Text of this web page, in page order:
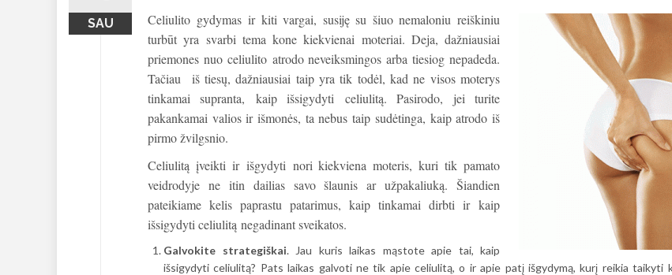
SAU
Celiulito gydymas ir kiti vargai, susiję su šiuo nemaloniu reiškiniu
turbūt yra svarbi tema kone kiekvienai moteriai. Deja, dažniausiai
priemones nuo celiulito atrodo neveiksmingos arba tiesiog nepadeda.
Tačiau iš tiesų, dažniausiai taip yra tik todėl, kad ne visos moterys
tinkamai supranta, kaip išsigydyti celiulitą. Pasirodo, jei turite
pakankamai valios ir išmonės, ta nebus taip sudėtinga, kaip atrodo iš
pirmo žvilgsnio.
Celiulitą įveikti ir išgydyti nori kiekviena moteris, kuri tik pamato
veidrodyje ne itin dailias savo šlaunis ar užpakaliuką. Šiandien
pateikiame kelis paprastu patarimus, kaip tinkamai dirbti ir kaip
išsigydyti celiulitą negadinant sveikatos.
Galvokite strategiškai. Jau kuris laikas mąstote apie tai, kaip
išsigydyti celiulitą? Pats laikas galvoti ne tik apie celiulitą, o ir apie patį išgydymą, kurį reikia taikyti